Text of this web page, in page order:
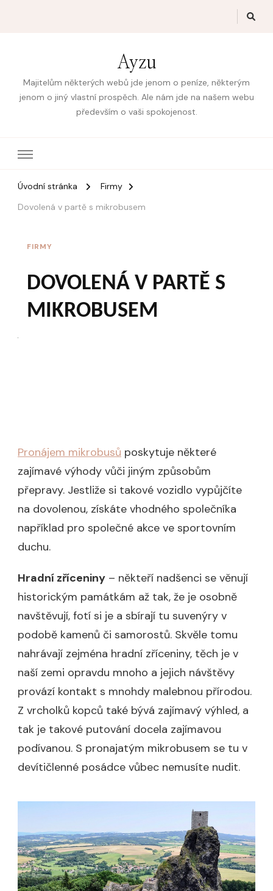
Ayzu
Majitelům některých webů jde jenom o peníze, některým
jenom o jiný vlastní prospěch. Ale nám jde na našem webu
především o vaši spokojenost.
Úvodní stránka
Firmy
Dovolená v partě s mikrobusem
FIRMY
DOVOLENÁ V PARTĚ S
MIKROBUSEM
Pronájem mikrobusů poskytuje některé
zajímavé výhody vůči jiným způsobům
přepravy. Jestliže si takové vozidlo vypůjčíte
na dovolenou, získáte vhodného společníka
například pro společné akce ve sportovním
duchu.
Hradní zříceniny – někteří nadšenci se věnují
historickým památkám až tak, že je osobně
navštěvují, fotí si je a sbírají tu suvenýry v
podobě kamenů či samorostů. Skvěle tomu
nahrávají zejména hradní zříceniny, těch je v
naší zemi opravdu mnoho a jejich návštěvy
provází kontakt s mnohdy malebnou přírodou.
Z vrcholků kopců také bývá zajímavý výhled, a
tak je takové putování docela zajímavou
podívanou. S pronajatým mikrobusem se tu v
devítičlenné posádce vůbec nemusíte nudit.